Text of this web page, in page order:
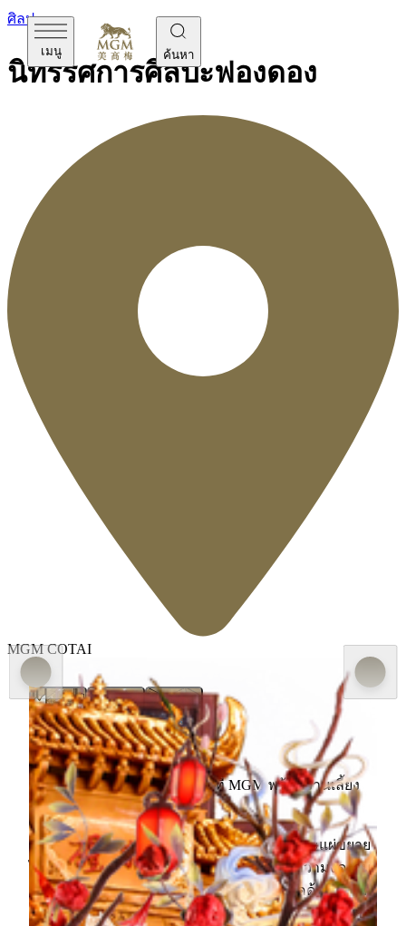
เมนู ค้นหา
ศิลปะ
นิทรรศการศิลปะฟองดอง
MGM COTAI
ดื่มด่ำกับศิลปะแห่งการใช้ชีวิตที่ MGM พร้อมงานเลี้ยง
แห่งความหวาน
รสชาติแห่งความหวานเริ่มต้นจากปลายลิ้นและแผ่ขยาย
ไปถึงหัวใจ เป็นสัญลักษณ์ของความสุขและความงดงาม
สะท้อนจิตวิญญาณแห่งการก้าวข้ามอุปสรรคด้วยความ
มุ่งมั่น หล่อเลี้ยงหัวใจด้วยความอดทนและความเข้มแข็ง